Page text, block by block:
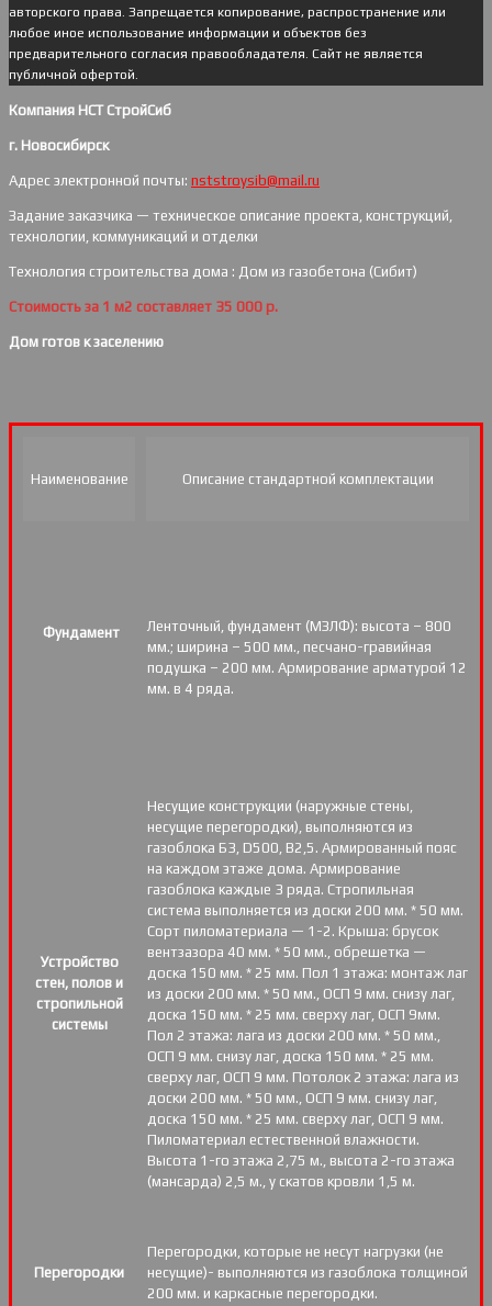
авторского права. Запрещается копирование, распространение или
любое иное использование информации и объектов без
предварительного согласия правообладателя. Cайт не является
публичной офертой.
Компания НСТ СтройСиб
г. Новосибирск
Адрес электронной почты: nststroysib@mail.ru
Задание заказчика — техническое описание проекта, конструкций,
технологии, коммуникаций и отделки
Технология строительства дома : Дом из газобетона (Сибит)
Стоимость за 1 м2 составляет 35 000 р.
Дом готов к заселению
Наименование Описание стандартной комплектации
Фундамент
Ленточный, фундамент (МЗЛФ): высота – 800
мм.; ширина – 500 мм., песчано-гравийная
подушка – 200 мм. Армирование арматурой 12
мм. в 4 ряда.
Устройство
стен, полов и
стропильной
системы
Несущие конструкции (наружные стены,
несущие перегородки), выполняются из
газоблока Б3, D500, В2,5. Армированный пояс
на каждом этаже дома. Армирование
газоблока каждые 3 ряда. Стропильная
система выполняется из доски 200 мм. * 50 мм.
Сорт пиломатериала — 1-2. Крыша: брусок
вентзазора 40 мм. * 50 мм., обрешетка —
доска 150 мм. * 25 мм. Пол 1 этажа: монтаж лаг
из доски 200 мм. * 50 мм., ОСП 9 мм. снизу лаг,
доска 150 мм. * 25 мм. сверху лаг, ОСП 9мм.
Пол 2 этажа: лага из доски 200 мм. * 50 мм.,
ОСП 9 мм. снизу лаг, доска 150 мм. * 25 мм.
сверху лаг, ОСП 9 мм. Потолок 2 этажа: лага из
доски 200 мм. * 50 мм., ОСП 9 мм. снизу лаг,
доска 150 мм. * 25 мм. сверху лаг, ОСП 9 мм.
Пиломатериал естественной влажности.
Высота 1-го этажа 2,75 м., высота 2-го этажа
(мансарда) 2,5 м., у скатов кровли 1,5 м.
Перегородки
Перегородки, которые не несут нагрузки (не
несущие)- выполняются из газоблока толщиной
200 мм. и каркасные перегородки.